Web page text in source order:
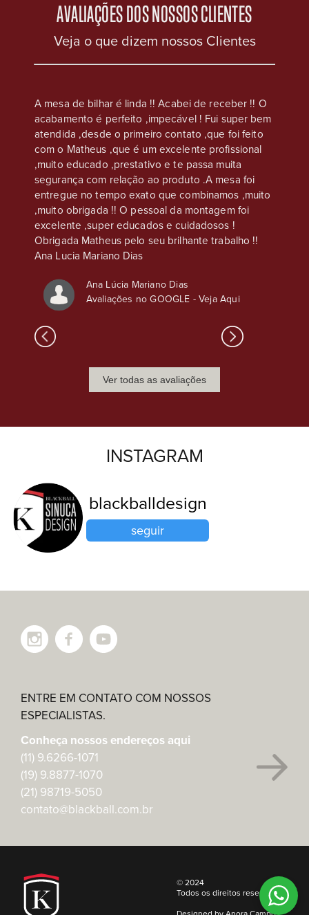
AVALIAÇÕES DOS NOSSOS CLIENTES
Veja o que dizem nossos Clientes
A mesa de bilhar é linda !! Acabei de receber !! O
acabamento é perfeito ,impecável ! Fui super bem
atendida ,desde o primeiro contato ,que foi feito
com o Matheus ,que é um excelente profissional
,muito educado ,prestativo e te passa muita
segurança com relação ao produto .A mesa foi
entregue no tempo exato que combinamos ,muito
,muito obrigada !! O pessoal da montagem foi
excelente ,super educados e cuidadosos !
Obrigada Matheus pelo seu brilhante trabalho !!
Ana Lucia Mariano Dias
Ana Lúcia Mariano Dias
Avaliações no GOOGLE -Veja Aqui
Ver todas as avaliações
INSTAGRAM
blackballdesign
seguir
ENTRE EM CONTATO COM NOSSOS
ESPECIALISTAS.
Conheça nossos endereços aqui
(11) 9.6266-1071
(19) 9.8877-1070
(21) 98719-5050
contato@blackball.com.br
© 2024
Todos os direitos reservados